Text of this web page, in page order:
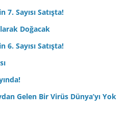
Sayısı Satışta!
Doğacak
Sayısı Satışta!
Gelen Bir Virüs Dünya’yı Yok